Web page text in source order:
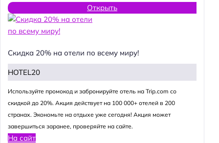
Открыть
Скидка 20% на отели по всему миру!
HOTEL20
Используйте промокод и забронируйте отель на Trip.com со
скидкой до 20%. Акция действует на 100 000+ отелей в 200
странах. Экономьте на отдыхе уже сегодня! Акция может
завершиться заранее, проверяйте на сайте.
На сайт